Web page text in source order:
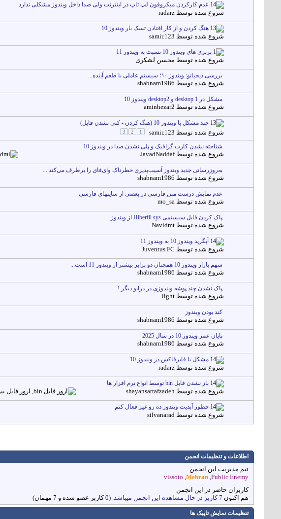
عدم کارکردن میکروفون لپ تاپ در اینترنت ولی صدا داخل ویندوز مشکلی ندارد
شروع شده توسط radarz
هنگ کردن و از کار افتادن تسک بار ویندوز 10
شروع شده توسط samir.123
برتری های ویندوز 10 نسبت به ویندوز 11
شروع شده توسط محسن لشکری
بررسی دیجیاتو: ویندوز ۱۰؛ سیستم عاملی با طعم آینده...
شروع شده توسط shabnam1986
مشکل در desktop 1 و desktop2 ویندوز 10
شروع شده توسط aminhezar2
چند مشکل با ویندوز 10 (هنگ کردن - کپی نشدن فایل)
شروع شده توسط samir.123
1
2
3
شناخته نشدن کارت گرافیک و پلی نشدن صدا در ویندوز 10
شروع شده توسطJavadNaddaf
به‌روزرسانی جدید ویندوز آسیب‌پذیری خطرناک وای‌فای را برطرف می‌کند....
شروع شده توسط shabnam1986
عدم نمایش درست متن فارسی در بعضی از سایتهای فارسی
شروع شده توسط mo_sa
پاک کردن فایل سیستمی Hiberfil.sys از ویندوز
شروع شده توسط Navidmt
آپگرید ویندوز 10 به ویندوز 11
شروع شده توسط Juventus FC
سهم بازار ویندوز 10 همچنان دو برابر بیشتر از ویندوز 11 است...
شروع شده توسط shabnam1986
پاک نشدن چند پوشه ویندوزی در درایو دیگر !
شروع شده توسط light
کند بودن ویندوز
شروع شده توسط shabnam1986
پایان عمر ویندوز 10 در سال 2025
شروع شده توسط shabnam1986
مشکل با فایرفاکس در ویندوز 10
شروع شده توسط radarz
باز نشدن فایل bin توسط انواع نرم افزار ها
شروع شده توسط shayansarrafzadeh
چطور آبدیت ویندوز ده رو غیر فعال کنم
شروع شده توسط silvanarad
اطلاعات و تنظیمات انجمن
تیم مدیریت این انجمن
Public Enemy
Mehran
vissoto
کاربران حاضر در این انجمن
هم اکنون 7 کاربر در حال مشاهده این انجمن میباشد. (0 کاربر عضو شده و 7 مهمان)
تنظیمات نمایش تاپیک ها